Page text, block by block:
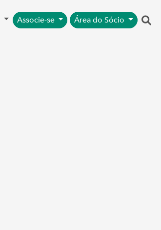
Associe-se Área do Sócio